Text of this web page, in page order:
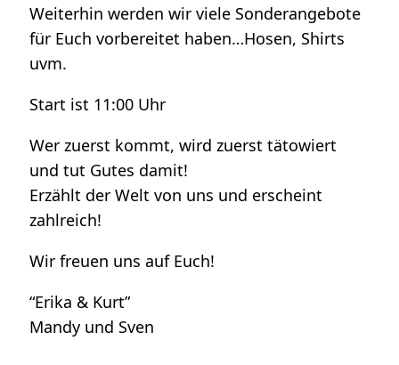
Weiterhin werden wir viele Sonderangebote
für Euch vorbereitet haben…Hosen, Shirts
uvm.
Start ist 11:00 Uhr
Wer zuerst kommt, wird zuerst tätowiert
und tut Gutes damit!
Erzählt der Welt von uns und erscheint
zahlreich!
Wir freuen uns auf Euch!
“Erika & Kurt”
Mandy und Sven